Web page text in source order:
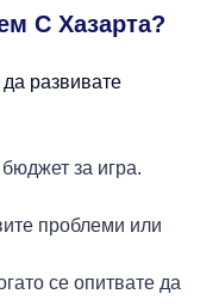
С Хазарта?
развивате
за игра.
проблеми или
се опитвате да